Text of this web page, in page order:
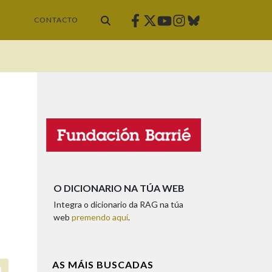
CONTACTO Facebook
Twitter
Youtube
Instagram
Bluesky
O DICIONARIO NA TÚA WEB
Integra o dicionario da RAG na túa
web premendo aquí.
AS MÁIS BUSCADAS